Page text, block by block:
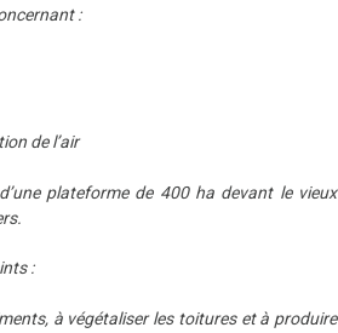
:
de l’air
plateforme de 400 ha devant le vieux
:
à végétaliser les toitures et à produire